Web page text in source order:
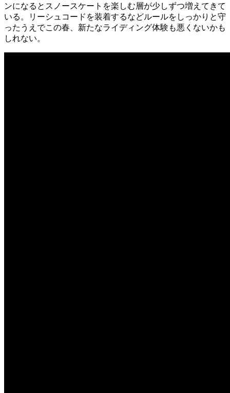
ンになるとスノースケートを楽しむ層が少しずつ増えてきて
いる。リーシュコードを装着するなどルールをしっかりと守
ったうえでこの春、新たなライディング体験も悪くないかも
しれない。